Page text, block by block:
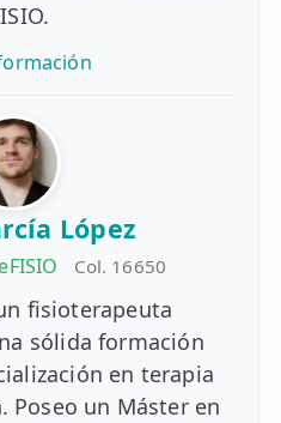
López
Col. 16650
fisioterapeuta
sólida formación
en terapia
Poseo un Máster en